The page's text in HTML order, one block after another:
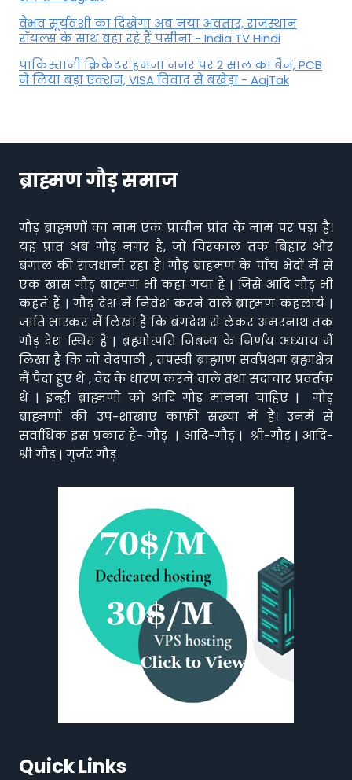
वैभव सूर्यवंशी का दिखेगा अब नया अवतार, राजस्थान
रॉयल्स के साथ बहा रहे हैं पसीना - India TV Hindi
पाकिस्तानी क्रिकेटर हमजा नजर पर 2 साल का बैन, PCB
ने ल‍िया बड़ा एक्शन, VISA व‍िवाद से बखेड़ा - AajTak
ब्राह्मण गौड़ समाज
गौड़ ब्राह्मणों का नाम एक प्राचीन प्रांत के नाम पर पड़ा है।
यह प्रांत अब गौड़ नगर है, जो चिरकाल तक बिहार और
बंगाल की राजधानी रहा है। गौड़ ब्राहमण के पाँच भेदों में से
एक खास गौड़ ब्राह्मण भी कहा गया है | जिसे आदि गौड़ भी
कहते हैं | गौड़ देश में निवेश करने वाले ब्राह्मण कहलाये |
जाति भास्कर मैं लिखा है कि बंगदेश से लेकर अमरनाथ तक
गौड़ देश स्थित है | ब्रह्मोत्पत्ति निबन्ध के निर्णय अध्याय मैं
लिखा है कि जो वेदपाठी , तपस्वी ब्राह्मण सर्वप्रथम ब्रह्मक्षेत्र
मैं पैदा हुए थे , वेद के धारण करने वाले तथा सदाचार प्रवर्तक
थे | इन्ही ब्राह्मणो को आदि गौड़ मानना चाहिए | गौड़
ब्राह्मणों की उप-शाखाएं काफ़ी संख्या में हैं। उनमें से
सर्वाधिक इस प्रकार हैं- गौड़ | आदि-गौड़ | श्री-गौड़ | आदि-
श्री गौड़ | गुर्जर गौड़
Quick Links